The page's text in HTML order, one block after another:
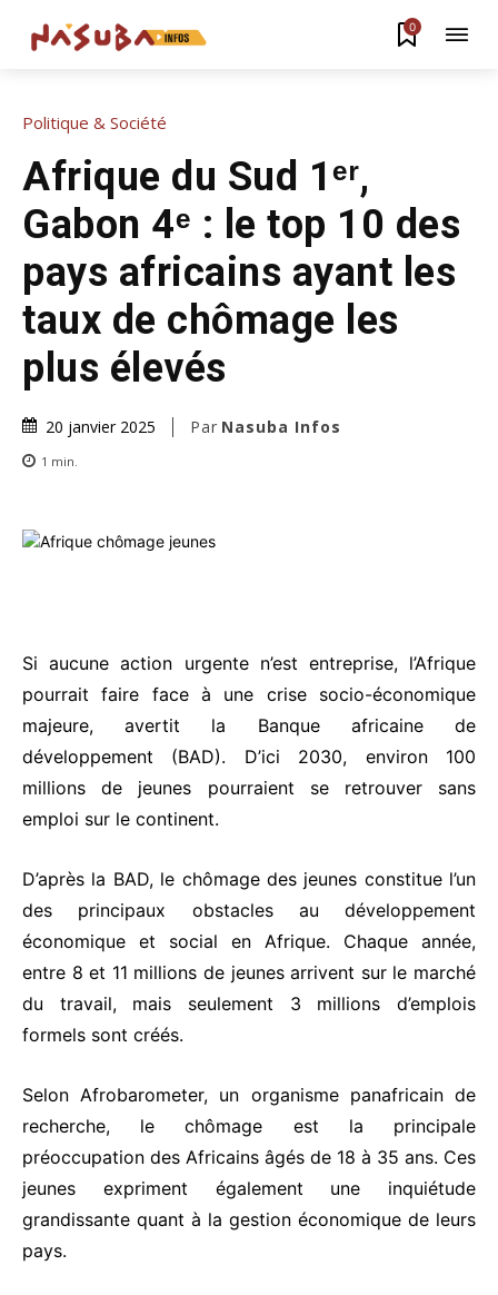
0
Politique & Société
Afrique du Sud 1ᵉʳ,
Gabon 4ᵉ : le top 10 des
pays africains ayant les
taux de chômage les
plus élevés
20 janvier 2025 Par Nasuba Infos
1 min.
Si aucune action urgente n’est entreprise, l’Afrique
pourrait faire face à une crise socio-économique
majeure, avertit la Banque africaine de
développement (BAD). D’ici 2030, environ 100
millions de jeunes pourraient se retrouver sans
emploi sur le continent.
D’après la BAD, le chômage des jeunes constitue l’un
des principaux obstacles au développement
économique et social en Afrique. Chaque année,
entre 8 et 11 millions de jeunes arrivent sur le marché
du travail, mais seulement 3 millions d’emplois
formels sont créés.
Selon Afrobarometer, un organisme panafricain de
recherche, le chômage est la principale
préoccupation des Africains âgés de 18 à 35 ans. Ces
jeunes expriment également une inquiétude
grandissante quant à la gestion économique de leurs
pays.